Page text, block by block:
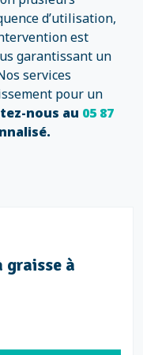
d’utilisation,
est
garantissant un
services
pour un
nous au 05 87
à